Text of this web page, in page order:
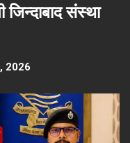
जिन्दाबाद संस्था
2026